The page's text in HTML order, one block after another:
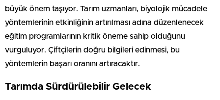
büyük önem taşıyor. Tarım uzmanları, biyolojik mücadele
yöntemlerinin etkinliğinin artırılması adına düzenlenecek
eğitim programlarının kritik öneme sahip olduğunu
vurguluyor. Çiftçilerin doğru bilgileri edinmesi, bu
yöntemlerin başarı oranını artıracaktır.
Tarımda Sürdürülebilir Gelecek